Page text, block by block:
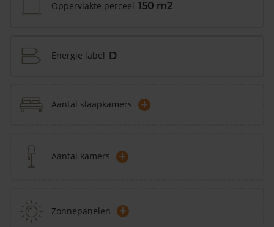
Oppervlakte perceel 150 m2
Energie label D
Aantal slaapkamers +
Aantal kamers +
Zonnepanelen +